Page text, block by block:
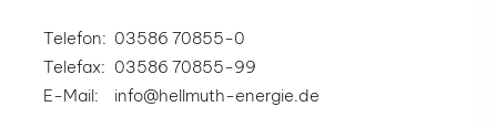
Telefon: 03586 70855-0
Telefax: 03586 70855-99
E-Mail:
info@hellmuth-energie.de